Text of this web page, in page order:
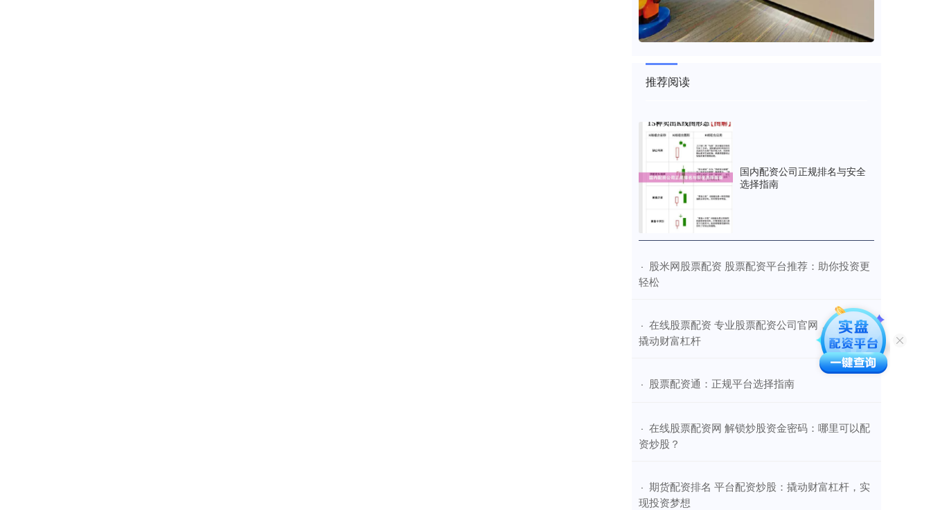
推荐阅读
国内配资公司正规排名与安全
选择指南
· ​股米网股票配资 股票配资平台推荐：助你投资更
轻松
· ​在线股票配资 专业股票配资公司官网，助您轻松
撬动财富杠杆
· ​股票配资通：正规平台选择指南
· ​在线股票配资网 解锁炒股资金密码：哪里可以配
资炒股？
· ​期货配资排名 平台配资炒股：撬动财富杠杆，实
现投资梦想